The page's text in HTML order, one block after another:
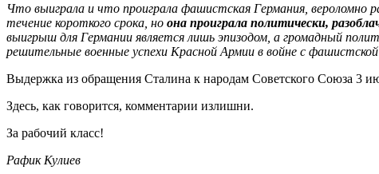
Что выиграла и что проиграла фашистская Германия, вероломно
течение короткого срока, но она проиграла политически,
выигрыш для Германии является лишь эпизодом, а громадный
решительные военные успехи Красной Армии в войне с
Выдержка из обращения Сталина к народам Советского Союза 3
Здесь, как говорится, комментарии излишни.
За рабочий класс!
Рафик Кулиев